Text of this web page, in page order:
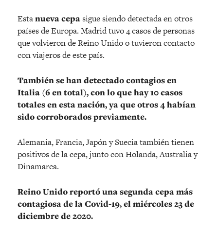
Estanueva cepasigue siendo detectada en otros
países de Europa. Madrid tuvo 4 casos de personas
que volvieron de Reino Unido o tuvieron contacto
con viajeros de este país.
También se han detectado contagios en
Italia (6 en total), con lo que hay 10 casos
totales en esta nación, ya que otros 4 habían
sido corroborados previamente.
Alemania, Francia, Japón y Suecia también tienen
positivos de la cepa, junto con Holanda, Australia y
Dinamarca.
Reino Unido reportó una segunda cepa más
contagiosa de la Covid-19, el miércoles 23 de
diciembre de 2020.